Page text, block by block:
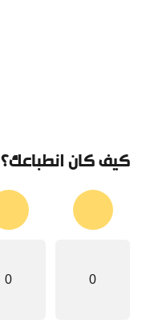
كيف كان انطباعك؟
0
0